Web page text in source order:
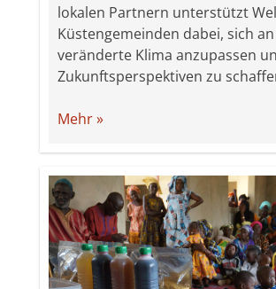
lokalen Partnern unterstützt
Küstengemeinden dabei, sich
veränderte Klima anzupassen
Zukunftsperspektiven zu
Mehr »